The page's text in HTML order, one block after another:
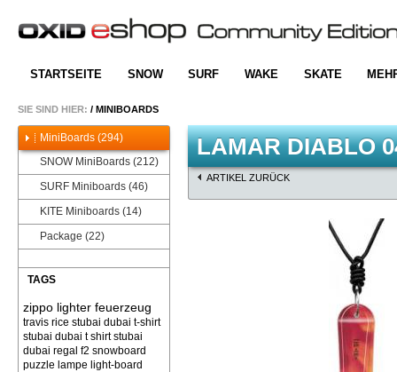
STARTSEITE SNOW SURF WAKE SKATE
SIE SIND HIER: / MINIBOARDS
MiniBoards (294)
SNOW MiniBoards (212)
SURF Miniboards (46)
KITE Miniboards (14)
Package (22)
TAGS
zippo lighter feuerzeug
travis rice stubai dubai t-shirt
stubai dubai t shirt stubai
dubai regal f2 snowboard
puzzle lampe light-board
LAMAR DIABLO
ARTIKEL ZURÜCK